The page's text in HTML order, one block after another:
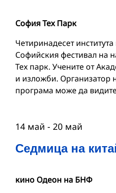
София Тех Парк
Четиринадесет
Софийския фестивал на
Тех парк. Учените от
и изложби. Организатор
програма може да
Седмица на
14 май - 20 май
кино Одеон на БНФ